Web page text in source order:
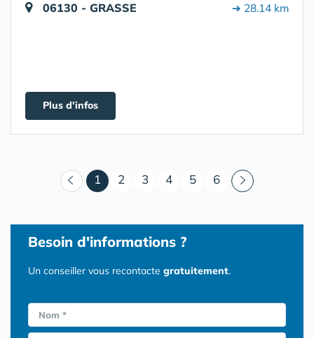
06130 - GRASSE ➔ 28.14 km
Plus d'infos
1 (courant)
2 3 4 5 6
Besoin d'informations ?
Un conseiller vous recontacte gratuitement.
Nom *